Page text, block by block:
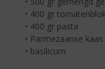
• 400 gr
• 400 gr pasta
• Parmezaanse kaas
• basilicum